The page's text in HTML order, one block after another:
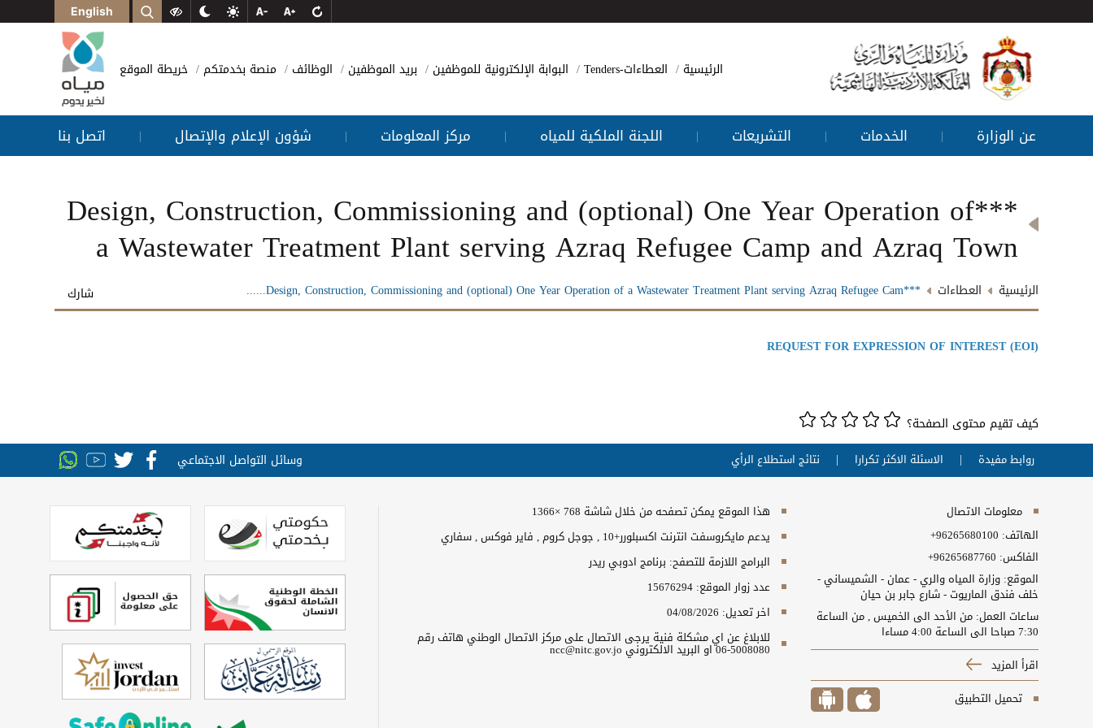
English
الرئيسية العطاءات-Tenders البوابة الإلكترونية للموظفين بريد الموظفين الوظائف منصة بخدمتكم خريطة الموقع
عن الوزارة | الخدمات | التشريعات | اللجنة الملكية للمياه | مركز المعلومات | شؤون الإعلام والإتصال | اتصل بنا
***Design, Construction, Commissioning and (optional) One Year Operation of
a Wastewater Treatment Plant serving Azraq Refugee Camp and Azraq Town
الرئيسية العطاءات ***Design, Construction, Commissioning and (optional) One Year Operation of a Wastewater Treatment Plant serving Azraq Refugee Cam...... شارك
REQUEST FOR EXPRESSION OF INTEREST (EOI)
كيف تقيم محتوى الصفحة؟
روابط مفيدة الاسئلة الاكثر تكرارا نتائج استطلاع الرأي وسائل التواصل الاجتماعي
معلومات الاتصال
الهاتف: +96265680100
الفاكس: +96265687760
الموقع: وزارة المياه والري - عمان - الشميساني -
خلف فندق الماريوت - شارع جابر بن حيان
ساعات العمل: من الأحد الى الخميس , من الساعة
7:30 صباحا الى الساعة 4:00 مساءا
اقرأ المزيد
تحميل التطبيق
هذا الموقع يمكن تصفحه من خلال شاشة 768 ×1366
يدعم مايكروسفت انترنت اكسبلورر+10 , جوجل كروم , فاير فوكس , سفاري
البرامج اللازمة للتصفح: برنامج ادوبي ريدر
عدد زوار الموقع: 15676294
اخر تعديل: 04/08/2026
للابلاغ عن اي مشكلة فنية يرجى الاتصال على مركز الاتصال الوطني هاتف رقم
5008080-06 او البريد الالكتروني ncc@nitc.gov.jo